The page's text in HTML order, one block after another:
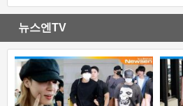
뉴스엔TV